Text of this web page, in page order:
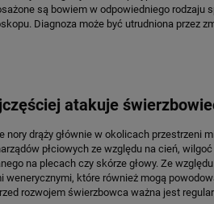
są bowiem w odpowiedniego rodzaju
Diagnoza może być utrudniona przez
atakuje
drąży głównie w okolicach przestrzeni
płciowych ze względu na cień,
na plecach czy skórze głowy. Ze
wenerycznymi, które również mogą
rozwojem świerzbowca ważna jest